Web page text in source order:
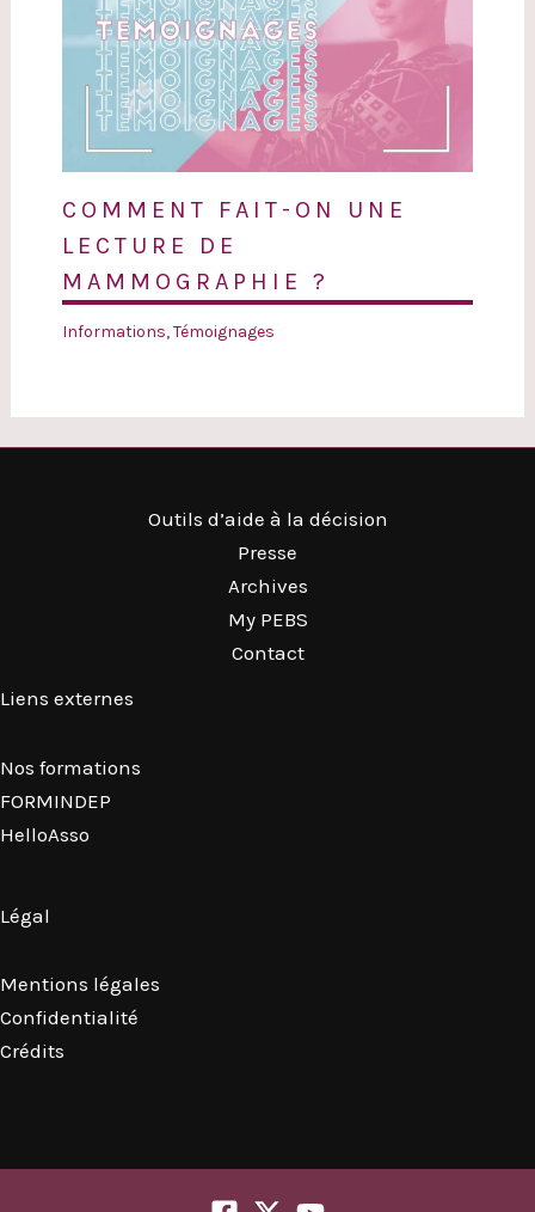
COMMENT FAIT-ON UNE
LECTURE DE
MAMMOGRAPHIE ?
Informations,Témoignages
Outils d’aide à la décision
Presse
Archives
My PEBS
Contact
Liens externes
Nos formations
FORMINDEP
HelloAsso
Légal
Mentions légales
Confidentialité
Crédits